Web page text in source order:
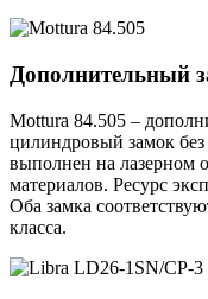
Дополнительный
Mottura 84.505 –
цилиндровый замок
выполнен на лазерном
материалов. Ресурс
Оба замка
класса.